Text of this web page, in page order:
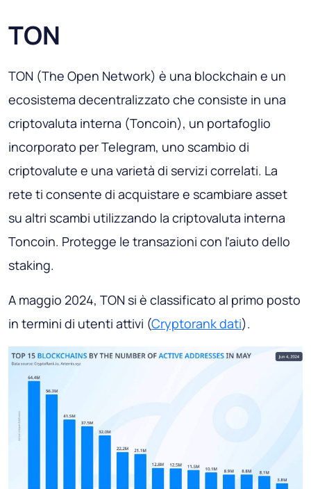
TON
TON (The Open Network) è una blockchain e un
ecosistema decentralizzato che consiste in una
criptovaluta interna (Toncoin), un portafoglio
incorporato per Telegram, uno scambio di
criptovalute e una varietà di servizi correlati. La
rete ti consente di acquistare e scambiare asset
su altri scambi utilizzando la criptovaluta interna
Toncoin. Protegge le transazioni con l'aiuto dello
staking.
A maggio 2024, TON si è classificato al primo posto
in termini di utenti attivi (Cryptorank dati).